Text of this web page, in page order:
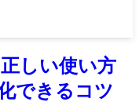
しい使い方
できるコツ